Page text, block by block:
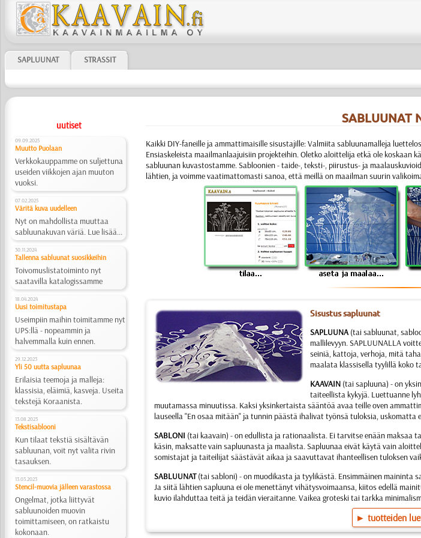
SAPLUUNAT STRASSIT
uutiset
09.09.2025
Muutto Puolaan
Verkkokauppamme on suljettuna
useiden viikkojen ajan muuton
vuoksi.
07.02.2025
Väritä kuva uudelleen
Nyt on mahdollista muuttaa
sabluunakuvan väriä. Lue lisää...
30.11.2024
Tallenna sabluunat suosikkeihin
Toivomuslistatoiminto nyt
saatavilla katalogissamme
18.04.2024
Uusi toimitustapa
Useimpiin maihin toimitamme nyt
UPS:llä - nopeammin ja
halvemmalla kuin ennen.
29.12.2023
Yli 50 uutta sapluunaa
Erilaisia teemoja ja malleja:
klassisia, eläimiä, kasveja. Useita
tekstejä Koraanista.
13.08.2023
Tekstisablooni
Kun tilaat tekstiä sisältävän
sabluunan, voit nyt valita rivin
tasauksen.
13.03.2023
Stencil-muovia jälleen varastossa
Ongelmat, jotka liittyvät
sabluunoiden muovin
toimittamiseen, on ratkaistu
kokonaan.
SABLUUNAT
Kaikki DIY-faneille ja ammattimaisille sisustajille:Valmiita sabluunamalleja
Ensiaskeleista maailmanlaajuisiin projekteihin. Oletko aloittelija etkä ole
sabluunan kuvastostamme.Sabloonien- taide-, teksti-, piirustus- ja
lähtien, ja voimme vaati­matto­masti sanoa, että meillä on maailman suurin
Sisustus sapluunat
SAPLUUNA(tai sabluunat,
mallilevyyn. SAPLUUNALLA
seiniä, kattoja, verhoja, mitä
maalata klassisella tyylillä koko
KAAVAIN (tai sapluuna) - on
taiteellista kykyjä. Luettuanne
muutamassa minuutissa. Kaksi yksinkertaista sääntöä avaa teille oven
lauseella "En osaa mitään" ja tunnin päästä ihalivat työnsä tuloksia, uskomatta
SABLONI (tai kaavain) - on edullista ja rationaalista. Ei tarvitse enään maksaa
käsin, maksatte vain sapluunasta ja maalista. Sapluunaa eivät käytä vain
somistajat ja taiteilijat säästävät aikaa ja saavuttavat ihanteellisen tuloksen
SABLUUNAT(tai sabloni) - on muodikasta ja tyylikästä. Ensimmäinen maininta
Ja siitä lähtien sapluuna ei ole menettänyt vihätysvoimaansa, kiitos edellä
kuvio ilahduttaa teitä ja teidän vieraitanne. Vaikea groteski tai tarkka
► tuotteiden